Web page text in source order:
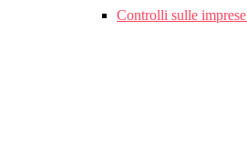
Controlli sulle imprese